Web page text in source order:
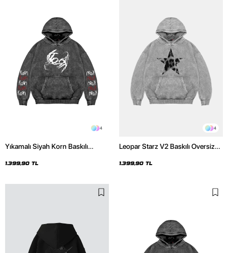
4
Yıkamalı Siyah Korn Baskılı
1.399,90 TL
4
Leopar Starz V2 Baskılı Oversize
Hoodie
1.399,90 TL